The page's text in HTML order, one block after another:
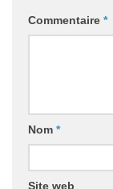
Commentaire *
Nom *
Site web